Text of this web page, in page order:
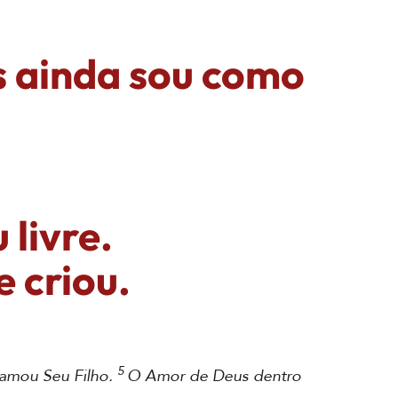
ainda sou como
livre.
criou.
Seu Filho. 5 O Amor de Deus dentro